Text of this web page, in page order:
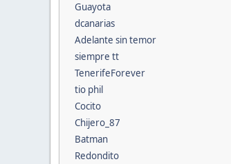
Guayota
dcanarias
Adelante sin temor
siempre tt
TenerifeForever
tio phil
Cocito
Chijero_87
Batman
Redondito